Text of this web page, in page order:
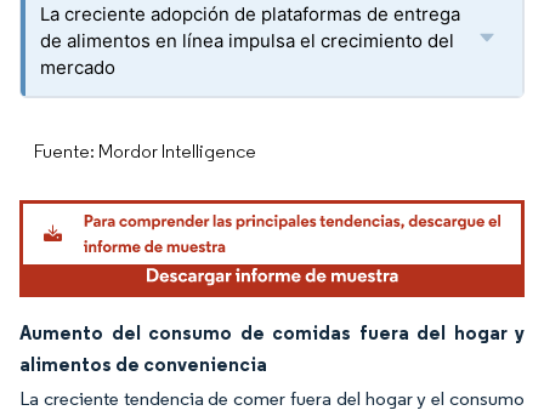
La creciente adopción de plataformas de entrega
de alimentos en línea impulsa el crecimiento del
mercado
Fuente: Mordor Intelligence
Aumento del consumo de comidas fuera del hogar y
alimentos de conveniencia
La creciente tendencia de comer fuera del hogar y el consumo